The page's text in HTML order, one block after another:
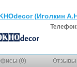
(Иголкин
(0) Отзывы